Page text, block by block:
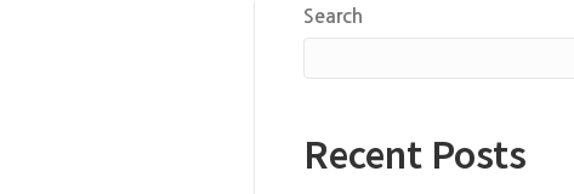
Search
Recent Posts